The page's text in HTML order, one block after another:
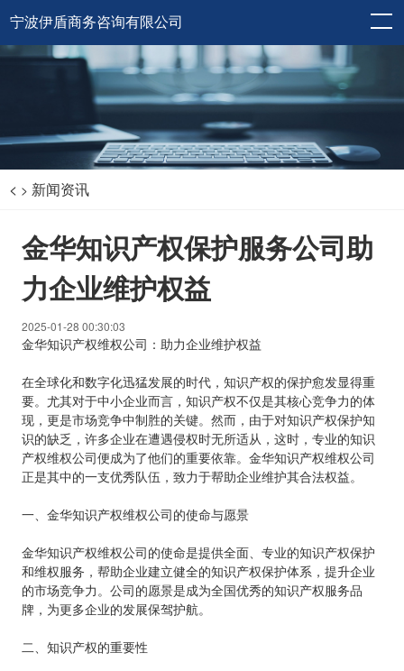
宁波伊盾商务咨询有限公司
< > 新闻资讯
金华知识产权保护服务公司助
力企业维护权益
2025-01-28 00:30:03
金华知识产权维权公司：助力企业维护权益
在全球化和数字化迅猛发展的时代，知识产权的保护愈发显得重
要。尤其对于中小企业而言，知识产权不仅是其核心竞争力的体
现，更是市场竞争中制胜的关键。然而，由于对知识产权保护知
识的缺乏，许多企业在遭遇侵权时无所适从，这时，专业的知识
产权维权公司便成为了他们的重要依靠。金华知识产权维权公司
正是其中的一支优秀队伍，致力于帮助企业维护其合法权益。
一、金华知识产权维权公司的使命与愿景
金华知识产权维权公司的使命是提供全面、专业的知识产权保护
和维权服务，帮助企业建立健全的知识产权保护体系，提升企业
的市场竞争力。公司的愿景是成为全国优秀的知识产权服务品
牌，为更多企业的发展保驾护航。
二、知识产权的重要性